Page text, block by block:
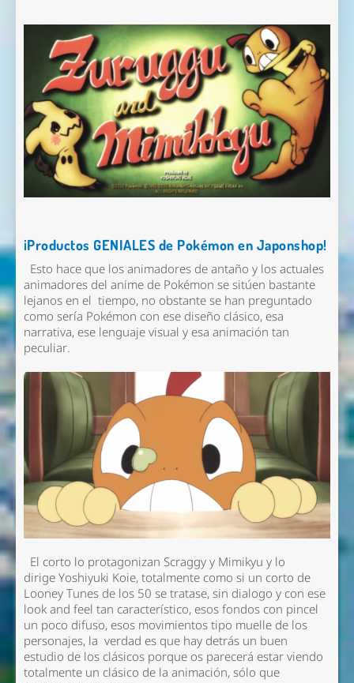
¡Productos GENIALES de Pokémon en Japonshop!
Esto hace que los animadores de antaño y los actuales
animadores del anime de Pokémon se sitúen bastante
lejanos en el tiempo, no obstante se han preguntado
como sería Pokémon con ese diseño clásico, esa
narrativa, ese lenguaje visual y esa animación tan
peculiar.
El corto lo protagonizan Scraggy y Mimikyu y lo
dirige Yoshiyuki Koie, totalmente como si un corto de
Looney Tunes de los 50 se tratase, sin dialogo y con ese
look and feel tan característico, esos fondos con pincel
un poco difuso, esos movimientos tipo muelle de los
personajes, la verdad es que hay detrás un buen
estudio de los clásicos porque os parecerá estar viendo
totalmente un clásico de la animación, sólo que